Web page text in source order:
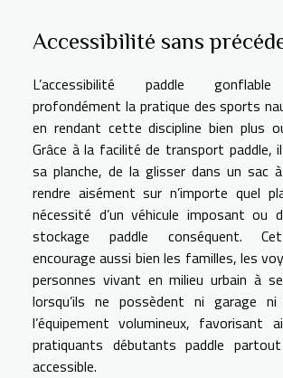
Accessibilité sans
L’accessibilité paddle
profondément la pratique des sports
en rendant cette discipline bien plus
Grâce à la facilité de transport paddle,
sa planche, de la glisser dans un sac
rendre aisément sur n’importe quel
nécessité d’un véhicule imposant ou
stockage paddle conséquent.
encourage aussi bien les familles, les
personnes vivant en milieu urbain à
lorsqu’ils ne possèdent ni garage
l’équipement volumineux, favorisant
pratiquants débutants paddle
accessible.